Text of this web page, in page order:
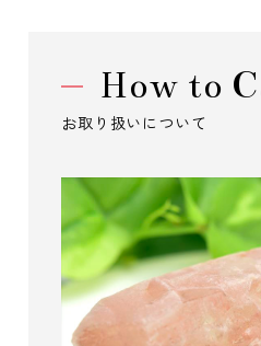
How to
お取り扱いについて